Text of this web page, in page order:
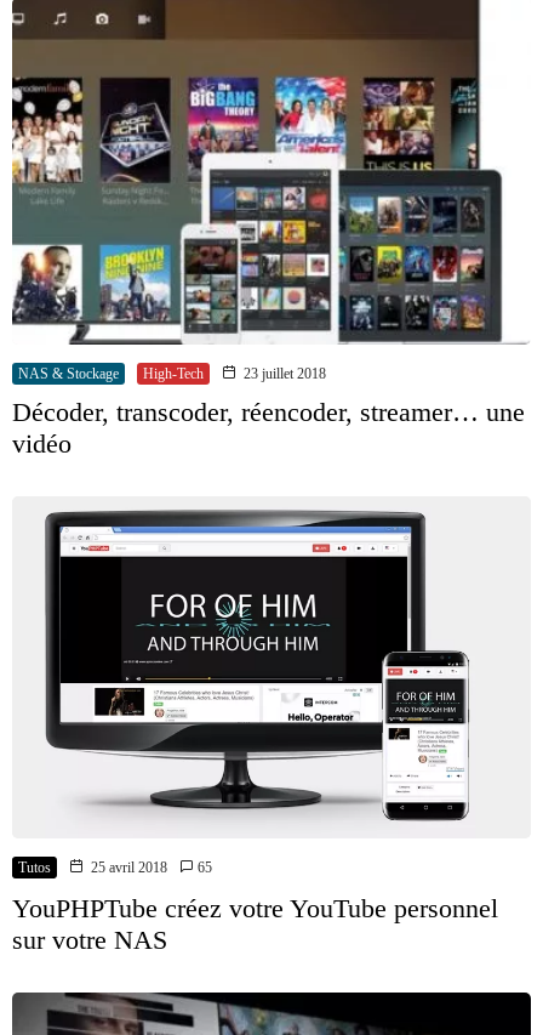
NAS & Stockage High-Tech 23 juillet 2018
Décoder, transcoder, réencoder, streamer… une
vidéo
Tutos 25 avril 2018 65
YouPHPTube créez votre YouTube personnel
sur votre NAS